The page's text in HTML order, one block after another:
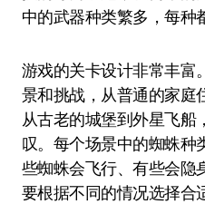
中的武器种类繁多，每种
游戏的关卡设计非常丰富
景和挑战，从普通的家庭
从古老的城堡到外星飞船
叹。每个场景中的蜘蛛种
些蜘蛛会飞行、有些会隐
要根据不同的情况选择合